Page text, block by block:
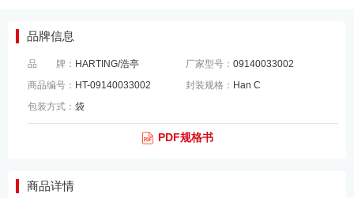
品牌信息
品 牌： HARTING/浩亭 厂家型号：09140033002
商品编号： HT-09140033002 封装规格： Han C
包装方式： 袋
PDF规格书
商品详情